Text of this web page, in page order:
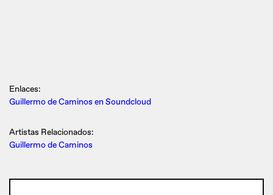
Enlaces:
Guillermo de Caminos en Soundcloud
Artistas Relacionados:
Guillermo de Caminos